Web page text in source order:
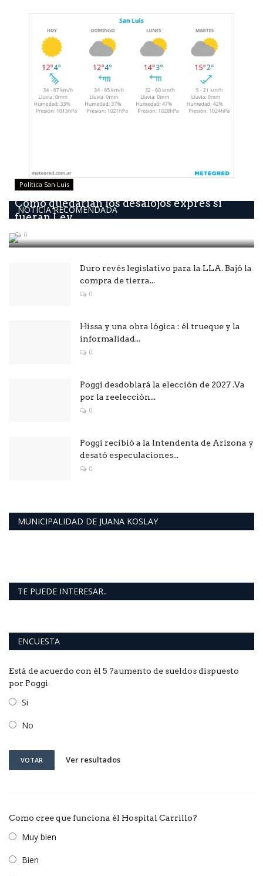
NOTICIA RECOMENDADA
Política San Luis
Como quedarían los desalojos exprés si
fueran Ley
0
Duro revés legislativo para la LLA. Bajó la
compra de tierra...
0
Hissa y una obra lógica : él trueque y la
informalidad...
0
Poggi desdoblará la elección de 2027 .Va
por la reelección...
0
Poggi recibió a la Intendenta de Arizona y
desató especulaciones...
0
MUNICIPALIDAD DE JUANA KOSLAY
TE PUEDE INTERESAR..
ENCUESTA
Está de acuerdo con él 5 ?aumento de sueldos dispuesto
por Poggi
Si
No
VOTAR Ver resultados
Como cree que funciona él Hospital Carrillo?
Muy bien
Bien